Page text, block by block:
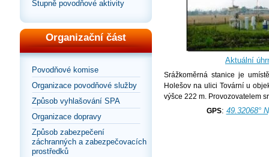
Stupně povodňové aktivity
Organizační část
Povodňové komise
Organizace povodňové služby
Způsob vyhlašování SPA
Organizace dopravy
Způsob zabezpečení
záchranných a zabezpečovacích
prostředků
Aktuální
Srážkoměrná stanice je
Holešov na ulici Tovární u
výšce 222 m. Provozovatelem
GPS: 49.32068°